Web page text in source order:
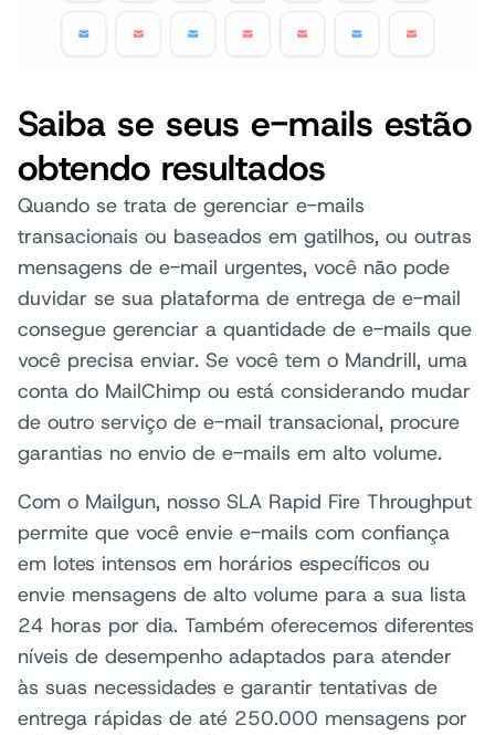
Saiba se seus e-mails estão
obtendo resultados
Quando se trata de gerenciar e-mails
transacionais ou baseados em gatilhos, ou outras
mensagens de e-mail urgentes, você não pode
duvidar se sua plataforma de entrega de e-mail
consegue gerenciar a quantidade de e-mails que
você precisa enviar. Se você tem o Mandrill, uma
conta do MailChimp ou está considerando mudar
de outro serviço de e-mail transacional, procure
garantias no envio de e-mails em alto volume.
Com o Mailgun, nosso SLA Rapid Fire Throughput
permite que você envie e-mails com confiança
em lotes intensos em horários específicos ou
envie mensagens de alto volume para a sua lista
24 horas por dia. Também oferecemos diferentes
níveis de desempenho adaptados para atender
às suas necessidades e garantir tentativas de
entrega rápidas de até 250.000 mensagens por